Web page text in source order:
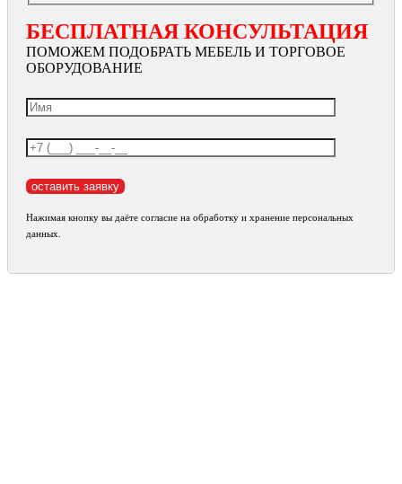
БЕСПЛАТНАЯ КОНСУЛЬТАЦИЯ
ПОМОЖЕМ ПОДОБРАТЬ МЕБЕЛЬ И ТОРГОВОЕ
ОБОРУДОВАНИЕ
Нажимая кнопку вы даёте согласие на обработку и хранение персональных
данных.